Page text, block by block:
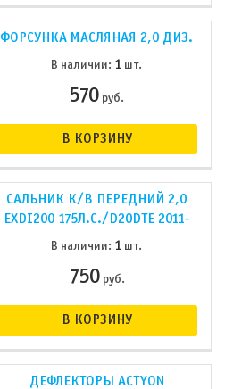
ФОРСУНКА МАСЛЯНАЯ 2,0 ДИЗ.
В наличии: 1 шт.
570 руб.
В КОРЗИНУ
САЛЬНИК К/В ПЕРЕДНИЙ 2,0
EXDI200 175Л.С./D20DTE 2011-
В наличии: 1 шт.
750руб.
В КОРЗИНУ
ДЕФЛЕКТОРЫ ACTYON